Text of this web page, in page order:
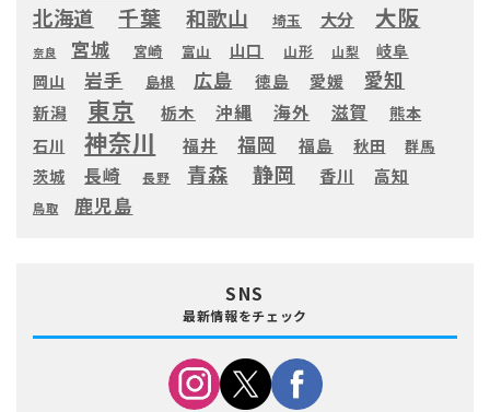
北海道 千葉 和歌山 埼玉 大分 大阪
奈良 宮城 宮崎 富山 山口 山形 山梨
岐阜
岡山
岩手 島根 広島 徳島 愛媛 愛知
新潟 東京 栃木 沖縄 海外 滋賀
熊本
石川
神奈川 福井 福岡 福島 秋田 群馬
茨城 長崎 長野 青森 静岡 香川 高知
鳥取 鹿児島
SNS
最新情報をチェック